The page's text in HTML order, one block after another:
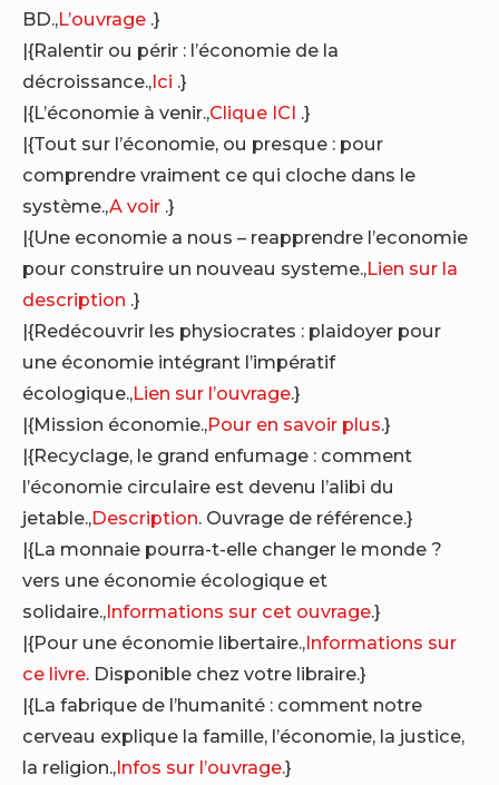
BD.,L’ouvrage .}
|{Ralentir ou périr : l’économie de la
décroissance.,Ici .}
|{L’économie à venir.,Clique ICI .}
|{Tout sur l’économie, ou presque : pour
comprendre vraiment ce qui cloche dans le
système.,A voir .}
|{Une economie a nous – reapprendre l’economie
pour construire un nouveau systeme.,Lien sur la
description .}
|{Redécouvrir les physiocrates : plaidoyer pour
une économie intégrant l’impératif
écologique.,Lien sur l’ouvrage.}
|{Mission économie.,Pour en savoir plus.}
|{Recyclage, le grand enfumage : comment
l’économie circulaire est devenu l’alibi du
jetable.,Description. Ouvrage de référence.}
|{La monnaie pourra-t-elle changer le monde ?
vers une économie écologique et
solidaire.,Informations sur cet ouvrage.}
|{Pour une économie libertaire.,Informations sur
ce livre. Disponible chez votre libraire.}
|{La fabrique de l’humanité : comment notre
cerveau explique la famille, l’économie, la justice,
la religion.,Infos sur l’ouvrage.}